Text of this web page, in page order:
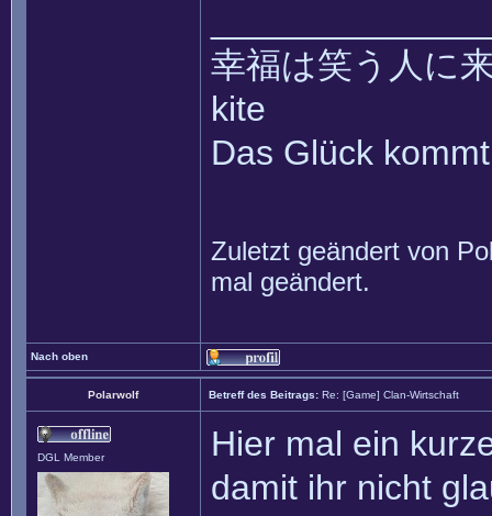
幸福は笑う人に
kite
Das Glück
Zuletzt geändert von
mal geändert.
Nach oben
Polarwolf Betreff des Beitrags: Re: [Game] Clan-Wirtschaft
DGL Member
Hier mal ein
damit ihr nicht